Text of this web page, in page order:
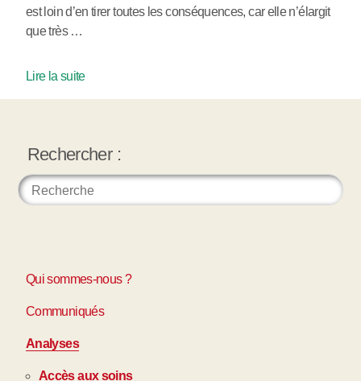
est loin d’en tirer toutes les conséquences, car elle n’élargit
que très …
Lire la suite
Rechercher :
Qui sommes-nous ?
Communiqués
Analyses
Accès aux soins